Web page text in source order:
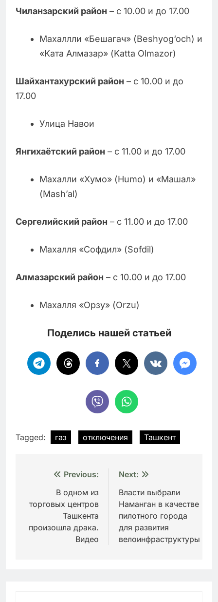
Чиланзарский район – с 10.00 и до 17.00
Махаллли «Бешагач» (Beshyog‘och) и
«Ката Алмазар» (Katta Olmazor)
Шайхантахурский район – с 10.00 и до
17.00
Улица Навои
Янгихаётский район – с 11.00 и до 17.00
Махалли «Хумо» (Humo) и «Машал»
(Mash’al)
Сергелийский район – с 11.00 и до 17.00
Махалля «Софдил» (Sofdil)
Алмазарский район – с 10.00 и до 17.00
Махалля «Орзу» (Orzu)
Поделись нашей статьей
Tagged: газ отключения Ташкент
Навигация
записям
Previous:
В одном из
торговых центров
Ташкента
произошла драка.
Видео
Next:
Власти выбрали
Наманган в качестве
пилотного города
для развития
велоинфраструктуры